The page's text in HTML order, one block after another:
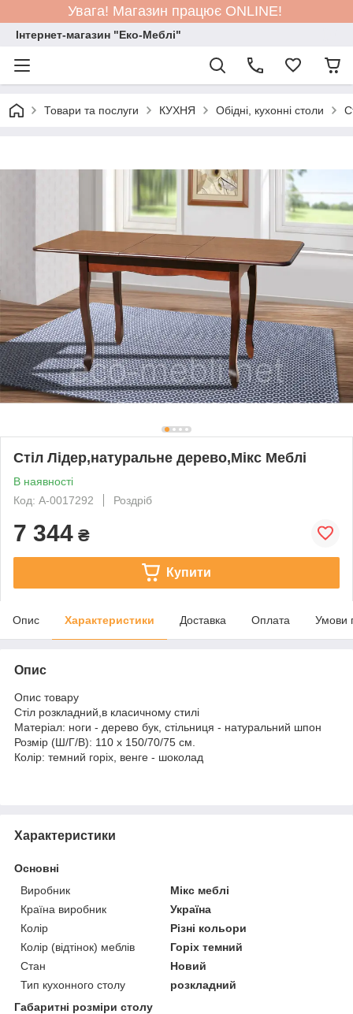
Увага! Магазин працює ONLINE!
Інтернет-магазин "Еко-Меблі"
Товари та послуги КУХНЯ Обідні, кухонні столи
Стіл Лідер,натуральне дерево,Мікс Меблі
В наявності
Код: А-0017292
Роздріб
7 344 ₴
Купити
Опис Характеристики Доставка Оплата Умови
Опис
Опис товару
Стіл розкладний,в класичному стилі
Матеріал: ноги - дерево бук, стільниця - натуральний шпон
Розмір (Ш/Г/В): 110 x 150/70/75 см.
Колір: темний горіх, венге - шоколад
Характеристики
Основні
Виробник
Мікс меблі
Країна виробник
Україна
Колір
Різні кольори
Колір (відтінок) меблів
Горіх темний
Стан
Новий
Тип кухонного столу
розкладний
Габаритні розміри столу